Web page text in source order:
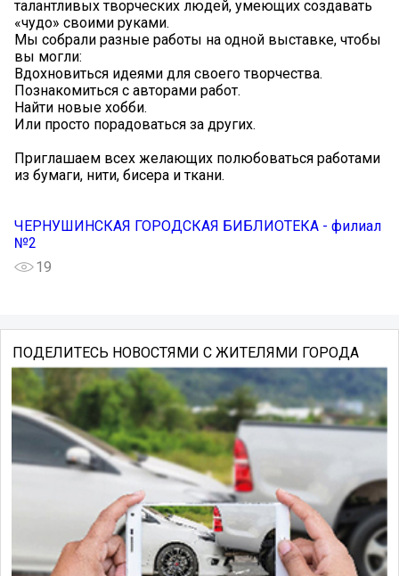
талантливых творческих людей, умеющих создавать
«чудо» своими руками.
Мы собрали разные работы на одной выставке, чтобы
вы могли:
Вдохновиться идеями для своего творчества.
Познакомиться с авторами работ.
Найти новые хобби.
Или просто порадоваться за других.
Приглашаем всех желающих полюбоваться работами
из бумаги, нити, бисера и ткани.
ЧЕРНУШИНСКАЯ ГОРОДСКАЯ БИБЛИОТЕКА - филиал
№2
19
ПОДЕЛИТЕСЬ НОВОСТЯМИ С ЖИТЕЛЯМИ ГОРОДА